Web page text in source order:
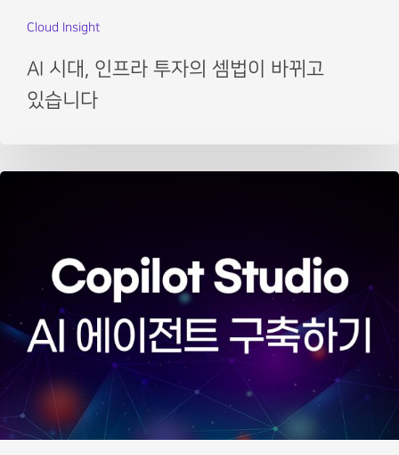
Cloud Insight
AI 시대, 인프라 투자의 셈법이 바뀌고
있습니다